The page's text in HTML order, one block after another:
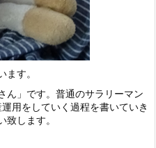
す。
ん」です。普通のサラリーマン
用をしていく過程を書いていき
します。